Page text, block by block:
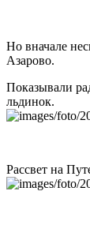
Но вначале
Азарово.
Показывали
льдинок.
Рассвет на